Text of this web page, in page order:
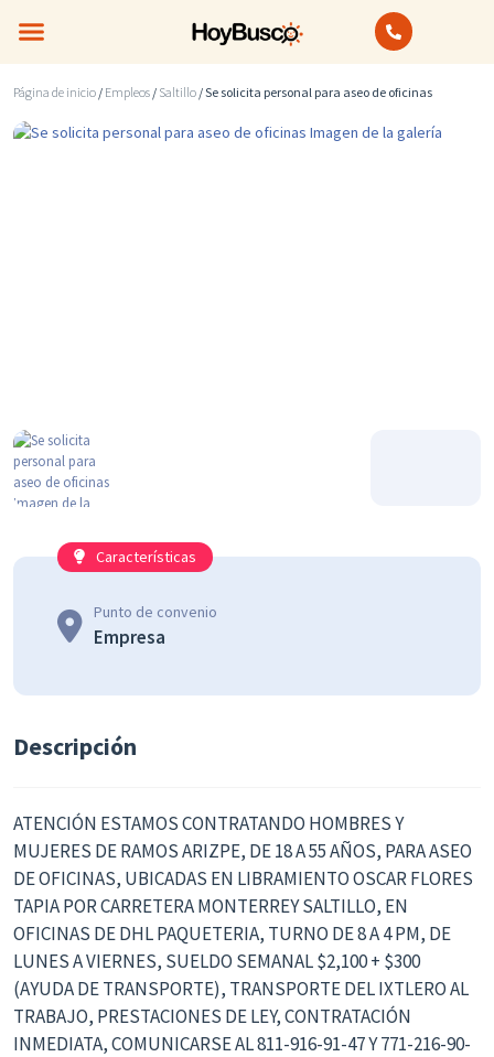
Página de inicio / Empleos / Saltillo / Se solicita personal para aseo de oficinas
Características
Punto de convenio
Empresa
Descripción
ATENCIÓN ESTAMOS CONTRATANDO HOMBRES Y
MUJERES DE RAMOS ARIZPE, DE 18 A 55 AÑOS, PARA ASEO
DE OFICINAS, UBICADAS EN LIBRAMIENTO OSCAR FLORES
TAPIA POR CARRETERA MONTERREY SALTILLO, EN
OFICINAS DE DHL PAQUETERIA, TURNO DE 8 A 4 PM, DE
LUNES A VIERNES, SUELDO SEMANAL $2,100 + $300
(AYUDA DE TRANSPORTE), TRANSPORTE DEL IXTLERO AL
TRABAJO, PRESTACIONES DE LEY, CONTRATACIÓN
INMEDIATA, COMUNICARSE AL 811-916-91-47 Y 771-216-90-